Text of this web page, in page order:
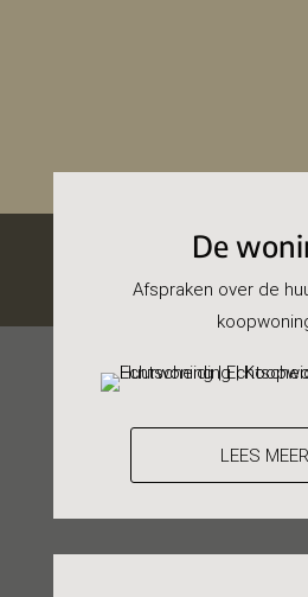
De
Afspraken over de
LEES MEER